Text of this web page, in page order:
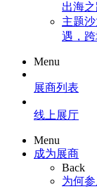
出海
主题
遇，
Menu
展商列表
线上展厅
Menu
成为展商
Back
为何